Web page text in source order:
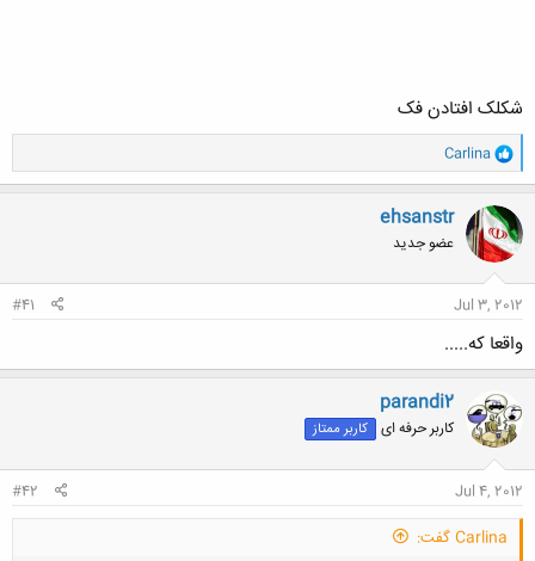
شکلک افتادن فک
و
ا
ک
ن
ش
ه
ا
Carlina
ehsanstr
عضو جدید
Jul 3, 2012
#41
واقعا که.....
parandi2
کاربر حرفه ای کاربر ممتاز
Jul 4, 2012
#42
Carlina گفت: